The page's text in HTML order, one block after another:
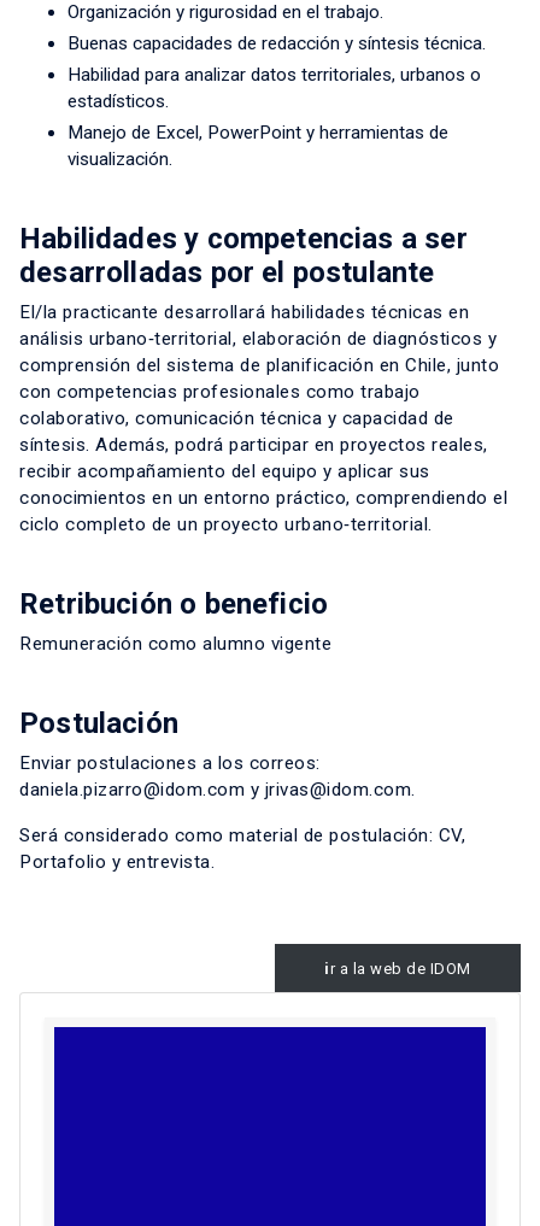
Organización y rigurosidad en el trabajo.
Buenas capacidades de redacción y síntesis técnica.
Habilidad para analizar datos territoriales, urbanos o
estadísticos.
Manejo de Excel, PowerPoint y herramientas de
visualización.
Habilidades y competencias a ser
desarrolladas por el postulante
El/la practicante desarrollará habilidades técnicas en
análisis urbano‑territorial, elaboración de diagnósticos y
comprensión del sistema de planificación en Chile, junto
con competencias profesionales como trabajo
colaborativo, comunicación técnica y capacidad de
síntesis. Además, podrá participar en proyectos reales,
recibir acompañamiento del equipo y aplicar sus
conocimientos en un entorno práctico, comprendiendo el
ciclo completo de un proyecto urbano‑territorial.
Retribución o beneficio
Remuneración como alumno vigente
Postulación
Enviar postulaciones a los correos:
daniela.pizarro@idom.com y jrivas@idom.com.
Será considerado como material de postulación: CV,
Portafolio y entrevista.
ir a la web de IDOM